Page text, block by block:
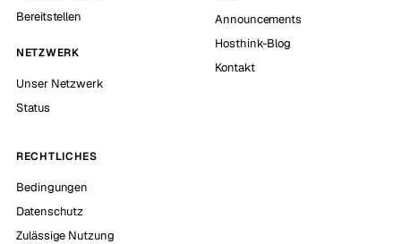
Bereitstellen
NETZWERK
Unser Netzwerk
Status
Announcements
Hosthink-Blog
Kontakt
RECHTLICHES
Bedingungen
Datenschutz
Zulässige Nutzung